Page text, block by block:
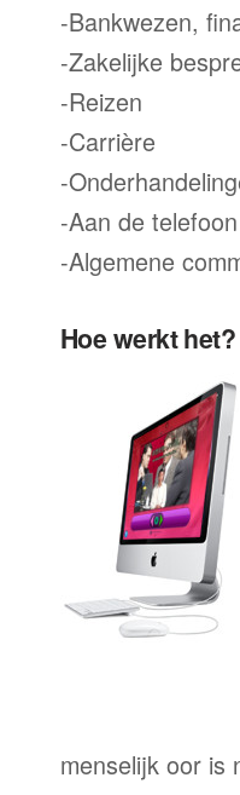
-Bankwezen,
-Zakelijke
-Reizen
-Carrière
-
-Aan de telefoon
-Algemene
Hoe werkt het?
menselijk oor is